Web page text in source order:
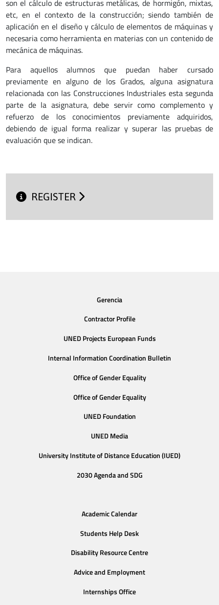
son el cálculo de estructuras metálicas, de hormigón, mixtas,
etc, en el contexto de la construcción; siendo también de
aplicación en el diseño y cálculo de elementos de máquinas y
necesaria como herramienta en materias con un contenido de
mecánica de máquinas.
Para aquellos alumnos que puedan haber cursado
previamente en alguno de los Grados, alguna asignatura
relacionada con las Construcciones Industriales esta segunda
parte de la asignatura, debe servir como complemento y
refuerzo de los conocimientos previamente adquiridos,
debiendo de igual forma realizar y superar las pruebas de
evaluación que se indican.
REGISTER
Gerencia
Contractor Profile
UNED Projects European Funds
Internal Information Coordination Bulletin
Office of Gender Equality
Office of Gender Equality
UNED Foundation
UNED Media
University Institute of Distance Education (IUED)
2030 Agenda and SDG
Academic Calendar
Students Help Desk
Disability Resource Centre
Advice and Employment
Internships Office